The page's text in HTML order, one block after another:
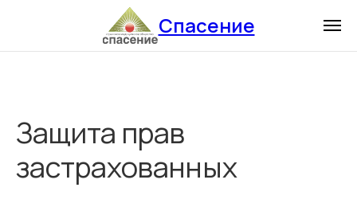
Спасение
Защита прав
застрахованных